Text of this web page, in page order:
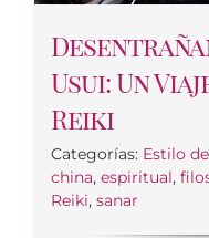
Usui: Un
Reiki
Categorías: Estilo
china, espiritual,
Reiki, sanar